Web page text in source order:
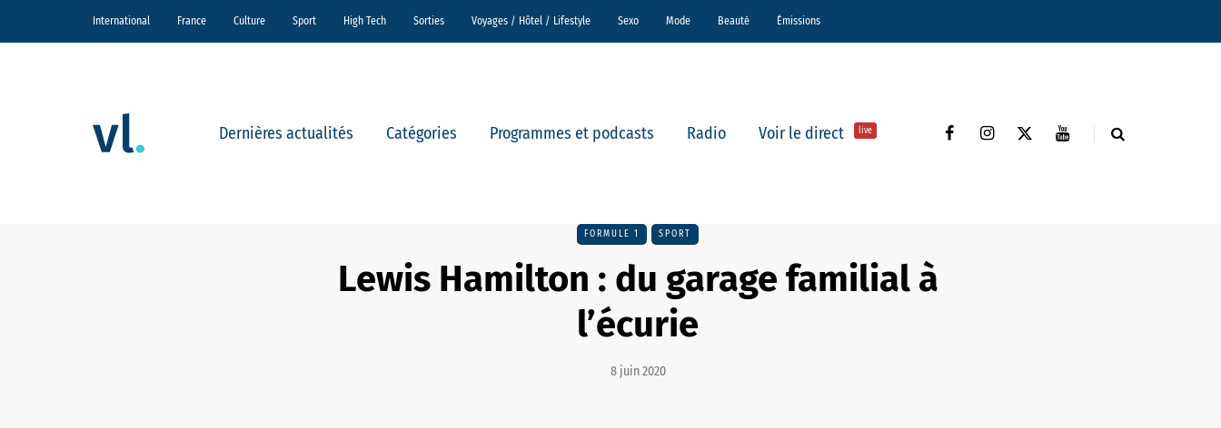
International France Culture Sport High Tech Sorties Voyages / Hôtel / Lifestyle Sexo Mode Beauté Émissions
Dernières actualités Catégories Programmes et podcasts Radio Voir le direct live
FORMULE 1 SPORT
Lewis Hamilton : du garage familial à
l’écurie
8 juin 2020